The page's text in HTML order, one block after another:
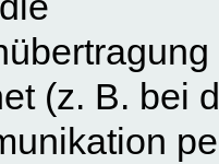
(z. B. bei